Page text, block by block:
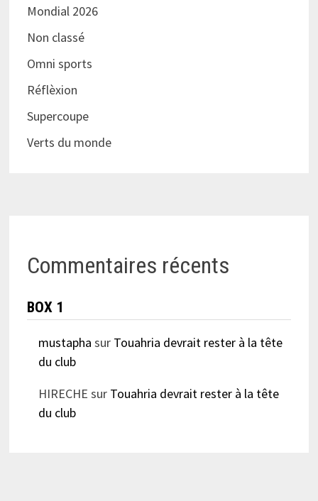
Mondial 2026
Non classé
Omni sports
Réflèxion
Supercoupe
Verts du monde
Commentaires récents
BOX 1
mustapha sur Touahria devrait rester à la tête
du club
HIRECHE sur Touahria devrait rester à la tête
du club